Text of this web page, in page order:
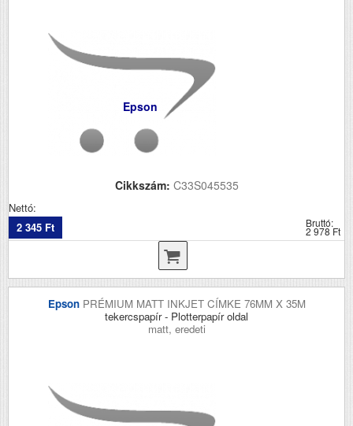
Epson
Cikkszám: C33S045535
Nettó:
2 345 Ft
Bruttó:
2 978 Ft
Epson PRÉMIUM MATT INKJET CÍMKE 76MM X 35M
tekercspapír - Plotterpapír oldal
matt, eredeti